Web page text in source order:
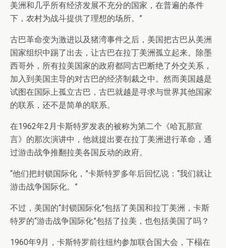
美洲和几乎所有经济发展不充分的国家，在普遍的条件
下，农村为战斗提供了理想的场所。”
古巴革命变为激进以及猪湾事件之后，美国把古巴从美洲
国家组织中踢了出去，让古巴在拉丁美洲孤立起来。除墨
西哥外，所有拉美国家的政府都同古巴断绝了外交关系，
加入到美国主导的对古巴的经济制裁之中。然而美国越是
试图在国际上孤立古巴，古巴就越是寻求与世界其他国家
的联系，还不是简单的联系。
在1962年2月卡斯特罗发表的被称为第二个《哈瓦那宣
言》的那次演讲中，他就提出要在拉丁美洲进行革命，通
过游击战争推翻拉美各国反动的政府。
“他们把封锁国际化，”卡斯特罗多年后回忆说：“我们就让
游击战争国际化。”
不过，美国的“封锁国际化”包括了美国和拉丁美洲，卡斯
特罗的“游击战争国际化”包括了拉美，也包括美国了吗？
1960年9月，卡斯特罗前往纽约参加联合国大会，下榻在